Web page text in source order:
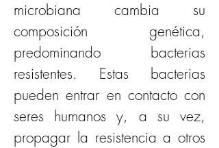
microbiana cambia su
composición genética,
predominando bacterias
resistentes. Estas bacterias
pueden entrar en contacto con
seres humanos y, a su vez,
propagar la resistencia a otros